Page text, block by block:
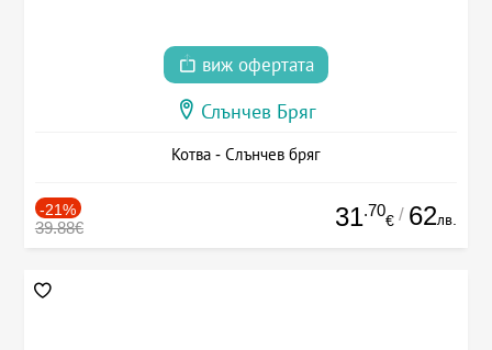
виж офертата
Слънчев Бряг
Котва - Слънчев бряг
-21%
39.88€ 31.70
€ / 62лв.